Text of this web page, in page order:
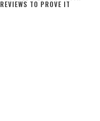
REVIEWS TO PROVE IT